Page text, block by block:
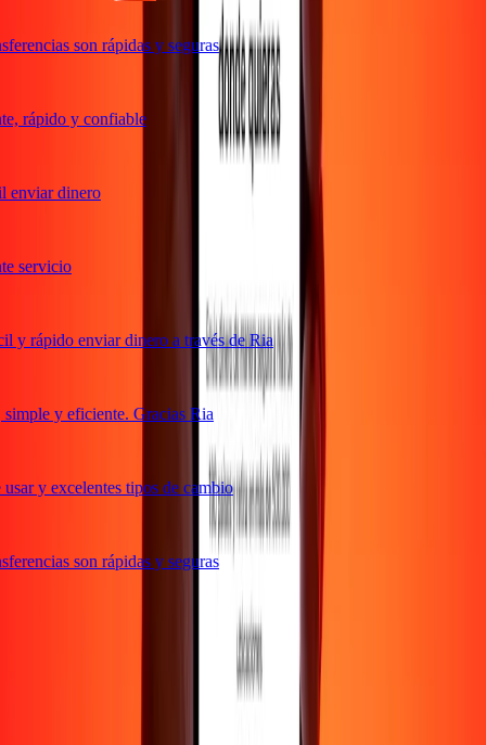
son rápidas y seguras
rápido y confiable
dinero
servicio
rápido enviar dinero a través de Ria
y eficiente. Gracias Ria
y excelentes tipos de cambio
son rápidas y seguras